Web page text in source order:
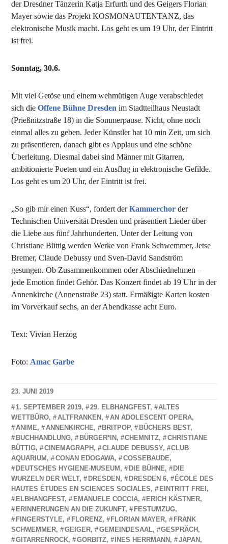
der Dresdner Tänzerin Katja Erfurth und des Geigers Florian
Mayer sowie das Projekt KOSMONAUTENTANZ, das
elektronische Musik macht. Los geht es um 19 Uhr, der Eintritt
ist frei.
Sonntag, 30.6.
Mit viel Getöse und einem wehmütigen Auge verabschiedet
sich dieOffene Bühne Dresden im Stadtteilhaus Neustadt
(Prießnitzstraße 18) in die Sommerpause. Nicht, ohne noch
einmal alles zu geben. Jeder Künstler hat 10 min Zeit, um sich
zu präsentieren, danach gibt es Applaus und eine schöne
Überleitung. Diesmal dabei sind Männer mit Gitarren,
ambitionierte Poeten und ein Ausflug in elektronische Gefilde.
Los geht es um 20 Uhr, der Eintritt ist frei.
„So gib mir einen Kuss“, fordert derKammerchor der
Technischen Universität Dresden und präsentiert Lieder über
die Liebe aus fünf Jahrhunderten. Unter der Leitung von
Christiane Büttig werden Werke von Frank Schwemmer, Jetse
Bremer, Claude Debussy und Sven-David Sandström
gesungen. Ob Zusammenkommen oder Abschiednehmen –
jede Emotion findet Gehör. Das Konzert findet ab 19 Uhr in der
Annenkirche (Annenstraße 23) statt. Ermäßigte Karten kosten
im Vorverkauf sechs, an der Abendkasse acht Euro.
Text: Vivian Herzog
Foto: Amac Garbe
23. JUNI 2019
NADINE
FAUST
1. SEPTEMBER 2019, 29. ELBHANGFEST,
ALTES
WETTBÜRO, ALTFRANKEN, AN ADOLESCENT OPERA,
ANIME, ANNENKIRCHE, BRITPOP, BÜCHERS BEST,
BUCHHANDLUNG, BÜRGER*IN, CHEMNITZ, CHRISTIANE
BÜTTIG, CINEMAGRAPH, CLAUDE DEBUSSY,
CLUB
AQUARIUM, CONAN EDOGAWA, COSSEBAUDE,
DEUTSCHES HYGIENE-MUSEUM, DIE BÜHNE,
DIE
WURZELN DER WELT, DRESDEN, DRESDEN 6,
ÉCOLE DES
HAUTES ÉTUDES EN SCIENCES SOCIALES, EINTRITT FREI,
ELBHANGFEST, EMANUELE COCCIA, ERICH KÄSTNER,
ERINNERUNGEN AN DIE ZUKUNFT, FESTUMZUG,
FINGERSTYLE, FLORENZ, FLORIAN MAYER,
FRANK
SCHWEMMER, GEIGER, GEMEINDESAAL, GESPRÄCH,
GITARRENROCK, GORBITZ, INES HERRMANN, JAPAN,